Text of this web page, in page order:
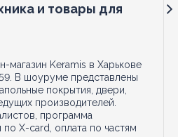
и товары для
магазин Keramis в Харькове
В шоуруме представлены
покрытия, двери,
производителей.
программа
по X-card, оплата по частям